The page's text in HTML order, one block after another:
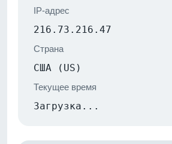
IP-адрес
216.73.216.47
Страна
США (US)
Текущее время
Загрузка...